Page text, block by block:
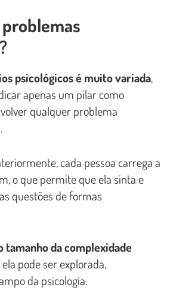
problemas
psicológicos é muito variada,
apenas um pilar como
qualquer problema
cada pessoa carrega a
o que permite que ela sinta e
questões de formas
tamanho da complexidade
pode ser explorada,
da psicologia.